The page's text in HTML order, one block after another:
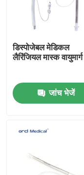
वीडियो
डिस्पोजेबल मेडिकल
लैरिंजियल मास्क वायुमार्ग
जांच भेजें